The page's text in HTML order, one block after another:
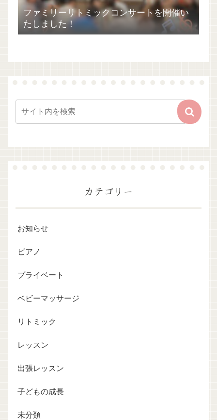
ファミリーリトミックコンサートを開催い
たしました！
カテゴリー
お知らせ
ピアノ
プライベート
ベビーマッサージ
リトミック
レッスン
出張レッスン
子どもの成長
未分類